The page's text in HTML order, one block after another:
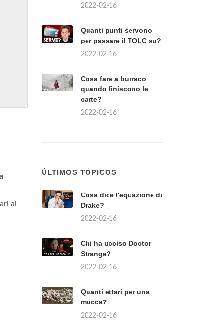
al
2022-02-16
Quanti punti servono
per passare il TOLC su?
2022-02-16
Cosa fare a burraco
quando finiscono le
carte?
2022-02-16
ÚLTIMOS TÓPICOS
Cosa dice l'equazione di
Drake?
2022-02-16
Chi ha ucciso Doctor
Strange?
2022-02-16
Quanti ettari per una
mucca?
2022-02-16